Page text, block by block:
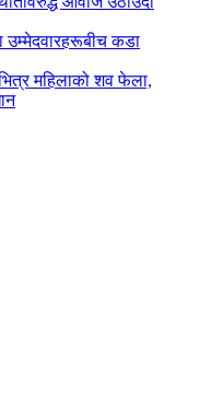
उम्मेदवारहरूबीच कडा
महिलाको शव फेला,